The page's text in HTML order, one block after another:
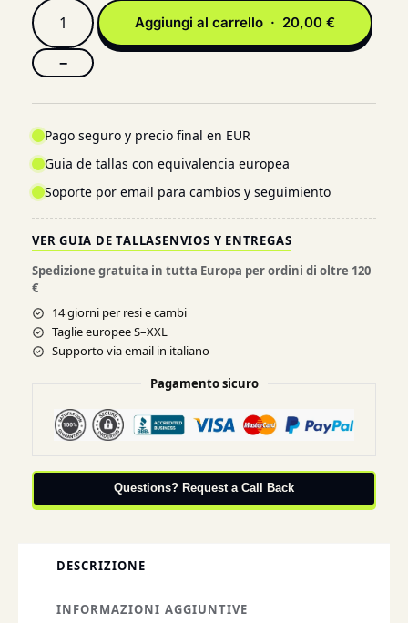
−
Aggiungi al carrello · 20,00 €
Pago seguro y precio final en EUR
Guia de tallas con equivalencia europea
Soporte por email para cambios y seguimiento
VER GUIA DE TALLASENVIOS Y ENTREGAS
Spedizione gratuita in tutta Europa per ordini di oltre 120
€
14 giorni per resi e cambi
Taglie europee S–XXL
Supporto via email in italiano
Pagamento sicuro
Questions? Request a Call Back
DESCRIZIONE
INFORMAZIONI AGGIUNTIVE